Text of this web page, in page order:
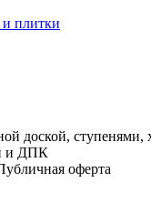
плитки
доской,
и ДПК
оферта